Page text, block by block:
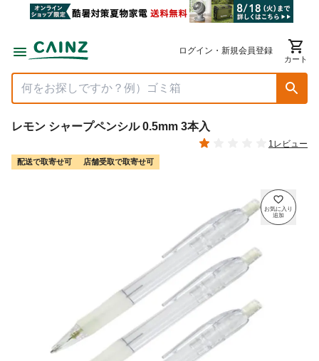
ログイン・新規会員登録
カート
レモン シャープペンシル 0.5mm 3本入
1レビュー
配送で取寄せ可 店舗受取で取寄せ可